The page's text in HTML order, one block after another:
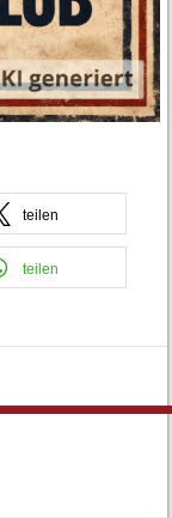
teilen
teilen